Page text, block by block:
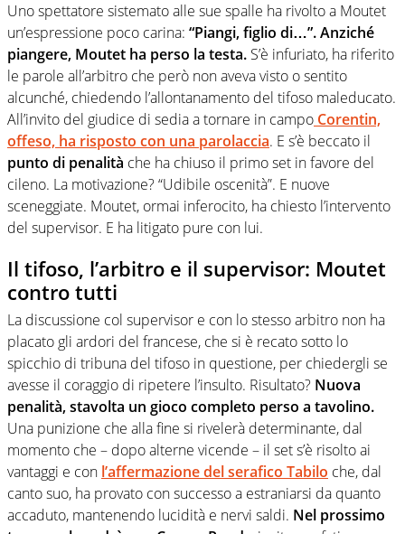
Uno spettatore sistemato alle sue spalle ha rivolto a Moutet
un’espressione poco carina: “Piangi, figlio di…”. Anziché
piangere, Moutet ha perso la testa. S’è infuriato, ha riferito
le parole all’arbitro che però non aveva visto o sentito
alcunché, chiedendo l’allontanamento del tifoso maleducato.
All’invito del giudice di sedia a tornare in campo Corentin,
offeso, ha risposto con una parolaccia. E s’è beccato il
punto di penalità che ha chiuso il primo set in favore del
cileno. La motivazione? “Udibile oscenità”. E nuove
sceneggiate. Moutet, ormai inferocito, ha chiesto l’intervento
del supervisor. E ha litigato pure con lui.
Il tifoso, l’arbitro e il supervisor: Moutet
contro tutti
La discussione col supervisor e con lo stesso arbitro non ha
placato gli ardori del francese, che si è recato sotto lo
spicchio di tribuna del tifoso in questione, per chiedergli se
avesse il coraggio di ripetere l’insulto. Risultato? Nuova
penalità, stavolta un gioco completo perso a tavolino.
Una punizione che alla fine si rivelerà determinante, dal
momento che – dopo alterne vicende – il set s’è risolto ai
vantaggi e con l’affermazione del serafico Tabilo che, dal
canto suo, ha provato con successo a estraniarsi da quanto
accaduto, mantenendo lucidità e nervi saldi. Nel prossimo